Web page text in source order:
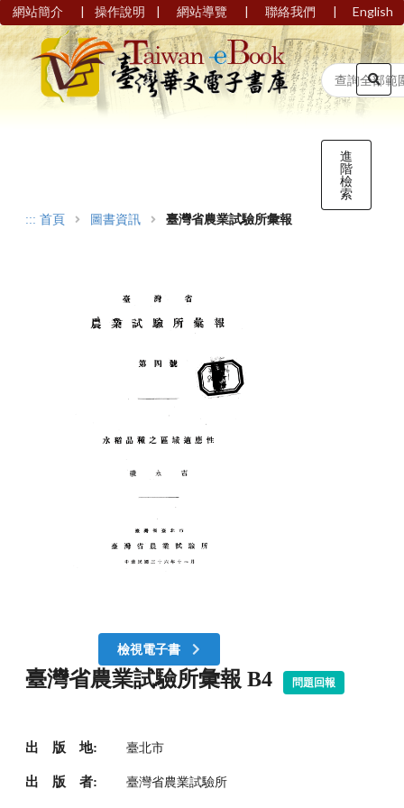
網站簡介 | 操作說明 | 網站導覽 | 聯絡我們 | English
進
階
檢
索
::: 首頁 圖書資訊 臺灣省農業試驗所彙報
檢視電子書
臺灣省農業試驗所彙報 B4 問題回報
出 版 地: 臺北市
出 版 者: 臺灣省農業試驗所